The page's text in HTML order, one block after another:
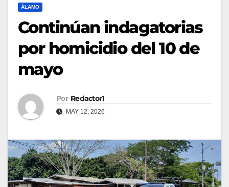
ÁLAMO
Continúan indagatorias
por homicidio del 10 de
mayo
Por Redactor1
MAY 12, 2026